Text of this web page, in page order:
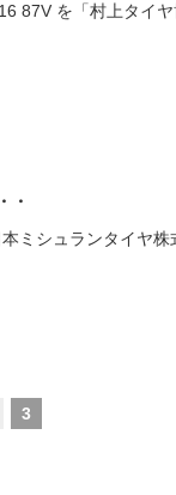
87V を「村上タイ
・
ミシュランタイヤ株
3